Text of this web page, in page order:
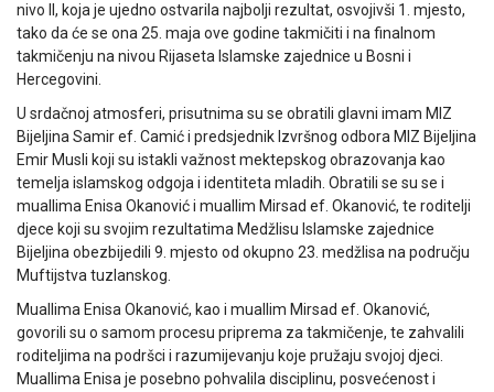
nivo II, koja je ujedno ostvarila najbolji rezultat, osvojivši 1. mjesto,
tako da će se ona 25. maja ove godine takmičiti i na finalnom
takmičenju na nivou Rijaseta Islamske zajednice u Bosni i
Hercegovini.
U srdačnoj atmosferi, prisutnima su se obratili glavni imam MIZ
Bijeljina Samir ef. Camić i predsjednik Izvršnog odbora MIZ Bijeljina
Emir Musli koji su istakli važnost mektepskog obrazovanja kao
temelja islamskog odgoja i identiteta mladih. Obratili se su se i
muallima Enisa Okanović i muallim Mirsad ef. Okanović, te roditelji
djece koji su svojim rezultatima Medžlisu Islamske zajednice
Bijeljina obezbijedili 9. mjesto od okupno 23. medžlisa na području
Muftijstva tuzlanskog.
Muallima Enisa Okanović, kao i muallim Mirsad ef. Okanović,
govorili su o samom procesu priprema za takmičenje, te zahvalili
roditeljima na podršci i razumijevanju koje pružaju svojoj djeci.
Muallima Enisa je posebno pohvalila disciplinu, posvećenost i